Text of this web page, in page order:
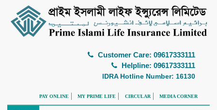
Customer Care: 09617333111
Helpline: 09617333111
IDRA Hotline Number: 16130
PAY ONLINE MY PRIME LIFE CIRCULAR MEDIA CORNER